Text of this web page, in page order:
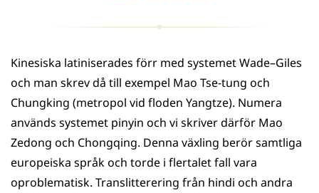
Kinesiska latiniserades förr med systemet Wade–Giles
och man skrev då till exempel Mao Tse-tung och
Chungking (metropol vid floden Yangtze). Numera
används systemet pinyin och vi skriver därför Mao
Zedong och Chongqing. Denna växling berör samtliga
europeiska språk och torde i flertalet fall vara
oproblematisk. Translitterering från hindi och andra